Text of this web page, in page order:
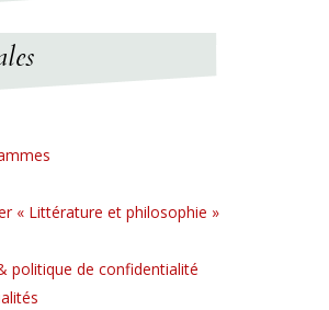
« Littérature et philosophie »
politique de confidentialité